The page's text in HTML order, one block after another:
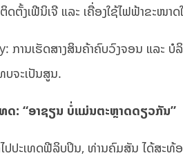
ງເຟີນິເຈີ ແລະ ເຄື່ອງໃຊ້ໄຟຟ້າຂະໜາດ
ນເຮັດສາງສິນຄ້າຄົບວົງຈອນ ແລະ ບໍ
ບຈະເປັນສູນ.
ທດ: “ອາຊຽນ ບໍ່ແມ່ນຕະຫຼາດດຽວກັນ”
ໄປປະເທດຟີລິບປິນ, ທ່ານຄົມສັນ ໄດ້ສ